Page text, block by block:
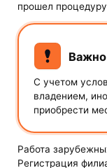
прошел
Важно
С учетом
владением,
приобрести
Работа
Регистрация